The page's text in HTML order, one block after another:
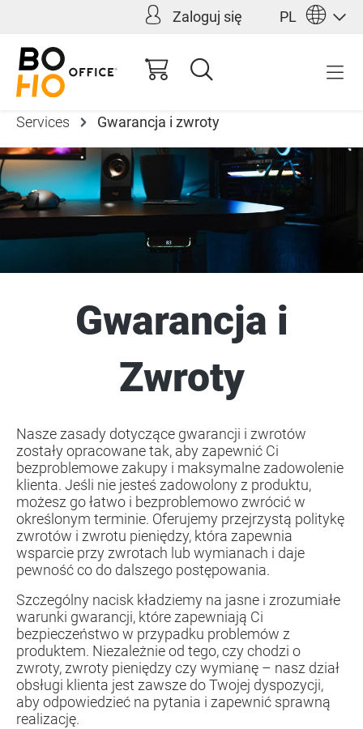
Zaloguj się PL
Services Gwarancja i zwroty
Gwarancja i
Zwroty
Nasze zasady dotyczące gwarancji i zwrotów
zostały opracowane tak, aby zapewnić Ci
bezproblemowe zakupy i maksymalne zadowolenie
klienta. Jeśli nie jesteś zadowolony z produktu,
możesz go łatwo i bezproblemowo zwrócić w
określonym terminie. Oferujemy przejrzystą politykę
zwrotów i zwrotu pieniędzy, która zapewnia
wsparcie przy zwrotach lub wymianach i daje
pewność co do dalszego postępowania.
Szczególny nacisk kładziemy na jasne i zrozumiałe
warunki gwarancji, które zapewniają Ci
bezpieczeństwo w przypadku problemów z
produktem. Niezależnie od tego, czy chodzi o
zwroty, zwroty pieniędzy czy wymianę – nasz dział
obsługi klienta jest zawsze do Twojej dyspozycji,
aby odpowiedzieć na pytania i zapewnić sprawną
realizację.